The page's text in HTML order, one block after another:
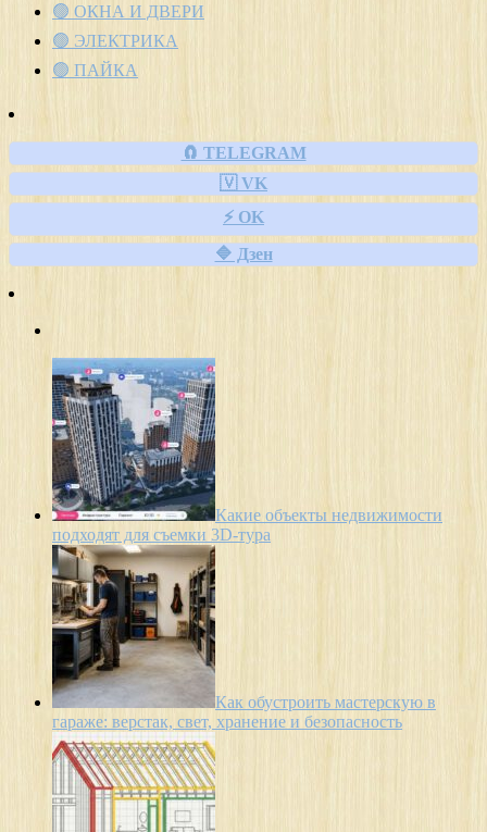
🟢 ОКНА И ДВЕРИ
🟢 ЭЛЕКТРИКА
🟢 ПАЙКА
🧲 TELEGRAM
🇻 VK
⚡ OK
🔷 Дзен
Какие объекты недвижимости
подходят для съемки 3D-тура
Как обустроить мастерскую в
гараже: верстак, свет, хранение и безопасность